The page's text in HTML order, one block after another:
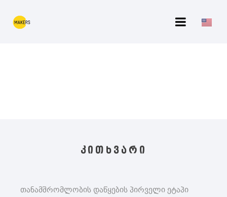
კითხვარი
თანამშრომლობის დაწყების პირველი ეტაპი